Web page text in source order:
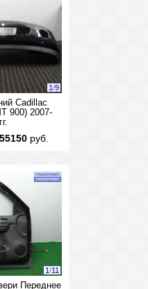
1/9
Cadillac
900) 2007-
руб.
1/11
Переднее